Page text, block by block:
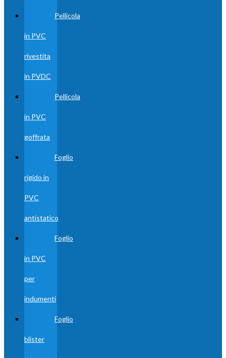
Pellicola
in PVC
rivestita
in PVDC
Pellicola
in PVC
goffrata
Foglio
rigido in
PVC
antistatico
Foglio
in PVC
per
indumenti
Foglio
blister